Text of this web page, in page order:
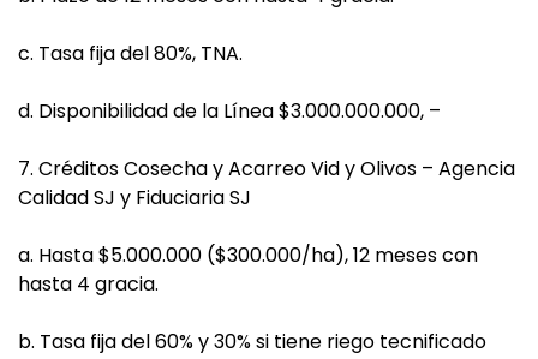
c. Tasa fija del 80%, TNA.
d. Disponibilidad de la Línea $3.000.000.000, –
7. Créditos Cosecha y Acarreo Vid y Olivos – Agencia
Calidad SJ y Fiduciaria SJ
a. Hasta $5.000.000 ($300.000/ha), 12 meses con
hasta 4 gracia.
b. Tasa fija del 60% y 30% si tiene riego tecnificado